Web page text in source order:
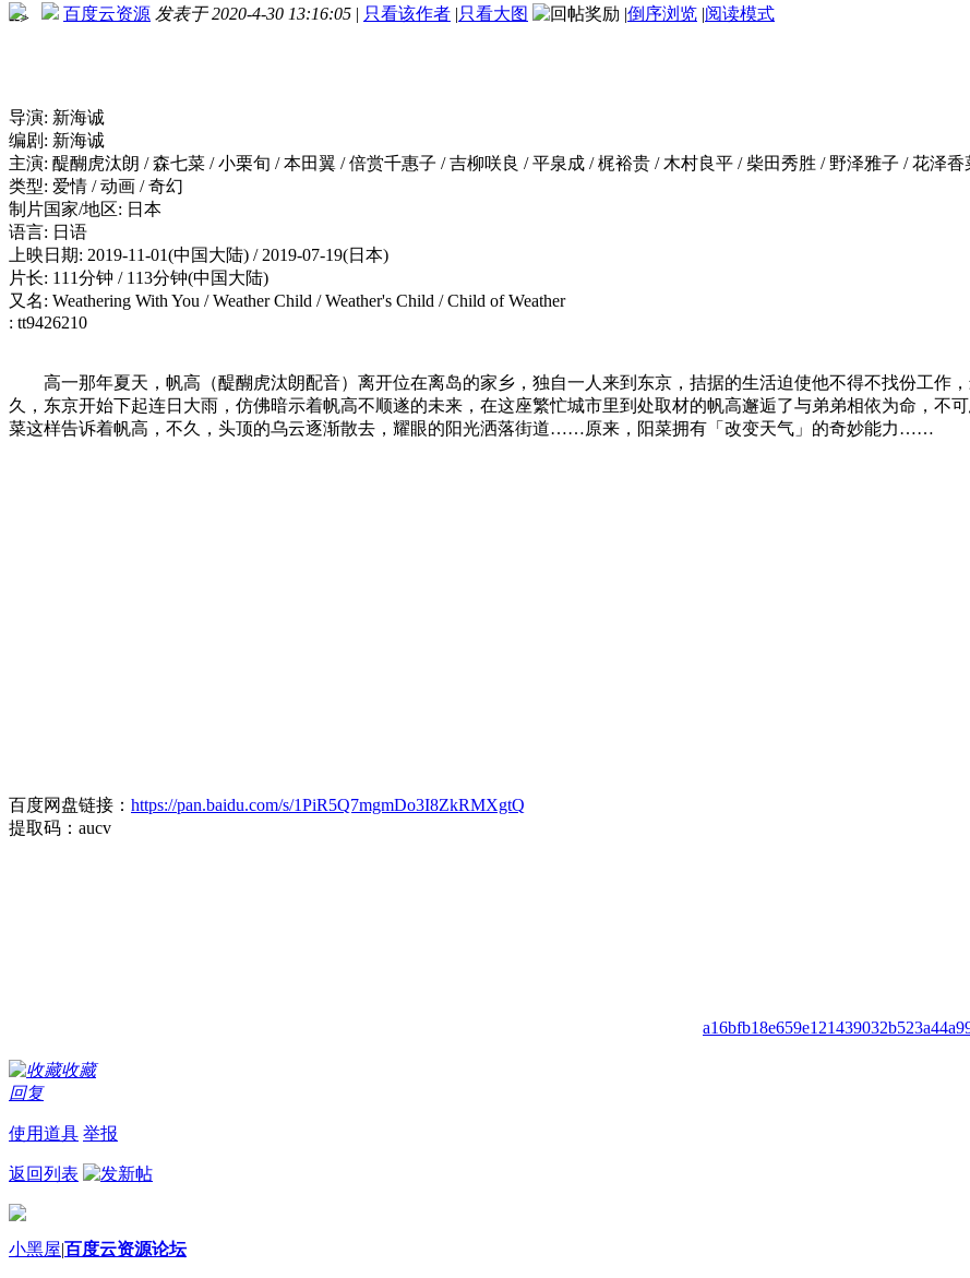
百度云资源 发表于 2020-4-30 13:16:05 | 只看该作者 |只看大图 |倒序浏览 |阅读模式
-->
导演: 新海诚
编剧: 新海诚
主演: 醍醐虎汰朗 / 森七菜 / 小栗旬 / 本田翼 / 倍赏千惠子 / 吉柳咲良 / 平泉成 / 梶裕贵 / 木村良平 / 柴田秀胜 / 野泽雅子 / 花泽
类型: 爱情 / 动画 / 奇幻
制片国家/地区: 日本
语言: 日语
上映日期: 2019-11-01(中国大陆) / 2019-07-19(日本)
片长: 111分钟 / 113分钟(中国大陆)
又名: Weathering With You / Weather Child / Weather's Child / Child of Weather
: tt9426210
高一那年夏天，帆高（醍醐虎汰朗配音）离开位在离岛的家乡，独自一人来到东京，拮据的生活迫使他不得不找份工作
久，东京开始下起连日大雨，仿佛暗示着帆高不顺遂的未来，在这座繁忙城市里到处取材的帆高邂逅了与弟弟相依为命，不
菜这样告诉着帆高，不久，头顶的乌云逐渐散去，耀眼的阳光洒落街道……原来，阳菜拥有「改变天气」的奇妙能力……
百度网盘链接： https://pan.baidu.com/s/1PiR5Q7mgmDo3I8ZkRMXgtQ
提取码：aucv
收藏
回复
使用道具 举报
返回列表
小黑屋|百度云资源论坛